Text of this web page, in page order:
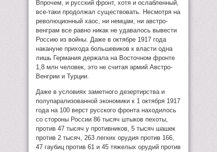
Впрочем, и русский фронт, хотя и ослабленный,
все-таки продолжал существовать. Несмотря на
революционный хаос, ни немцам, ни австро-
венграм все равно никак не удавалось вывести
Россию из войны. Даже в октябре 1917 года
накануне прихода большевиков к власти одна
лишь Германия держала на Восточном фронте
1,8 млн человек, это не считая армий Австро-
Венгрии и Турции.
Даже в условиях заметного дезертирства и
полупарализованной экономики к 1 октября 1917
года на 100 верст русского фронта находилось
со стороны России 86 тысяч штыков пехоты,
против 47 тысяч у противников, 5 тысяч шашек
против 2 тысяч, 263 легких орудия против 166,
47 гаубиц против 61 и 45 тяжелых орудий против